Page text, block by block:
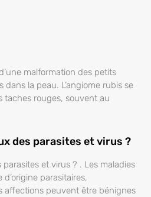
malformation des petits
dans la peau. L’angiome rubis se
taches rouges, souvent au
des parasites et virus ?
et virus ? . Les maladies
parasitaires,
affections peuvent être bénignes